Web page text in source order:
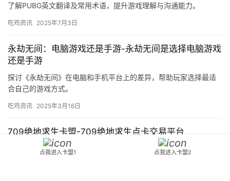
了解PUBG英文翻译及常用术语，提升游戏理解与沟通能力。
吃鸡资讯 2025年7月3日
永劫无间：电脑游戏还是手游-永劫无间是选择电脑游戏
还是手游
探讨《永劫无间》在电脑和手机平台上的差异，帮助玩家选择最适
合自己的游戏方式。
吃鸡资讯 2025年3月16日
709绝地求生卡盟-709绝地求生点卡交易平台
709绝地求生卡盟提供最新绝地求生点卡购买，安全稳定，快速发
点我进入卡盟1 点我进入卡盟2